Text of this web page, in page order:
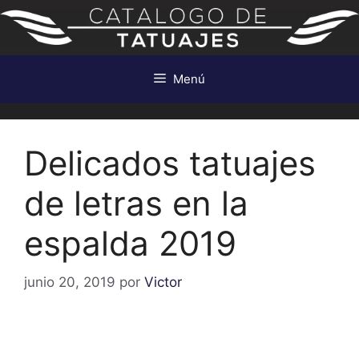
Saltar
contenido
Menú
Delicados tatuajes
de letras en la
espalda 2019
junio 20, 2019 por Victor